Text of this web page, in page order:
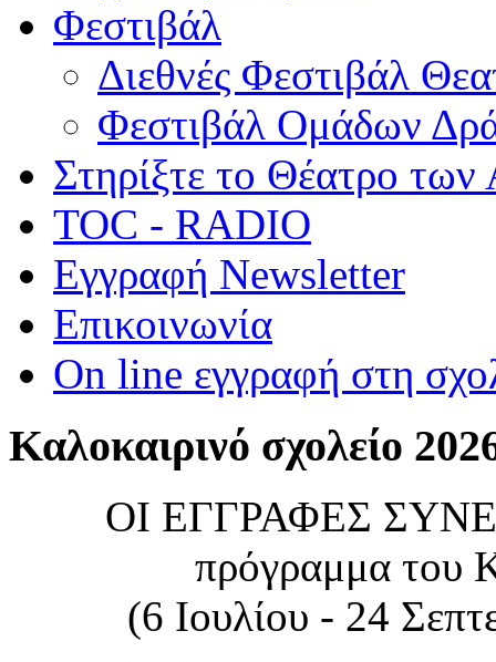
Φεστιβάλ
Διεθνές Φεστιβάλ
Φεστιβάλ Ομάδων
Στηρίξτε το Θέατρο
TOC - RADIO
Εγγραφή Newsletter
Επικοινωνία
On line εγγραφή στη
Καλοκαιρινό σχολείο
ΟΙ ΕΓΓΡΑΦΕΣ
πρόγραμμα του
(6 Ιουλίου - 24